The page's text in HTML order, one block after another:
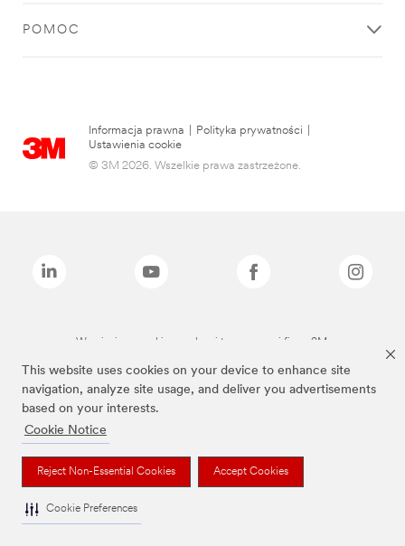
This website uses cookies on your device to enhance site
navigation, analyze site usage, and deliver you advertisements
based on your interests.
Cookie Notice
Reject Non-Essential Cookies Accept Cookies
Cookie Preferences
POMOC
Informacja prawna Polityka prywatności
Ustawienia cookie
© 3M 2026. Wszelkie prawa zastrzeżone.
Wymienione marki są znakami towarowymi firmy 3M.